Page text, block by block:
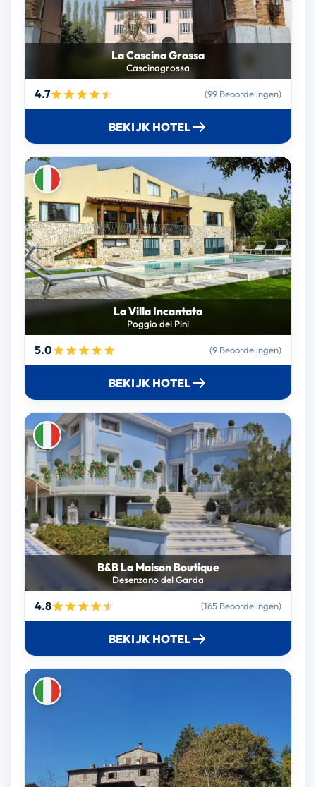
La Cascina Grossa
Cascinagrossa
4.7 (99 Beoordelingen)
BEKIJK HOTEL
La Villa Incantata
Poggio dei Pini
5.0 (9 Beoordelingen)
BEKIJK HOTEL
B&B La Maison Boutique
Desenzano del Garda
4.8 (165 Beoordelingen)
BEKIJK HOTEL